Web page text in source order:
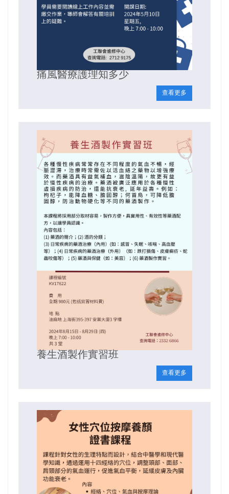
痛風醫療護理知多少
查看更多
養生酒製作實習班
查看更多